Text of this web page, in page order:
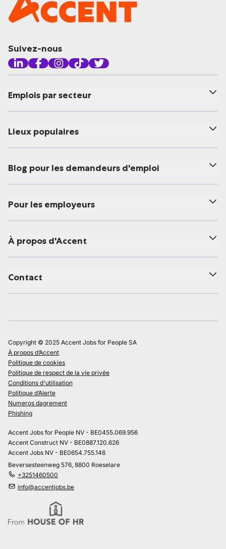
Suivez-nous
Emplois par secteur
Lieux populaires
Blog pour les demandeurs d'emploi
Pour les employeurs
À propos d'Accent
Contact
Copyright © 2025 Accent Jobs for People SA
À propos d’Accent
Politique de cookies
Politique de respect de la vie privée
Conditions d'utilisation
Politique d’Alerte
Numeros dagrement
Phishing
Accent Jobs for People NV - BE0455.069.956
Accent Construct NV - BE0887.120.626
Accent Jobs NV - BE0654.755.146
Beversesteenweg 576, 8800 Roeselare
+3251460500
info@accentjobs.be